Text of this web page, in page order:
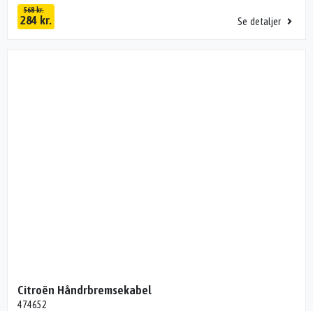
568 kr.
284 kr. Se detaljer
Citroën Håndrbremsekabel
474652